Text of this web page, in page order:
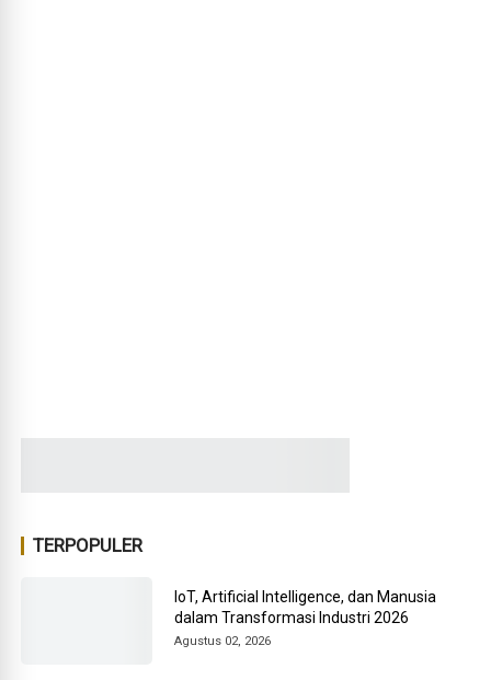
TERPOPULER
IoT, Artificial Intelligence, dan Manusia
dalam Transformasi Industri 2026
Agustus 02, 2026